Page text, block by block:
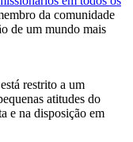
da comunidade
de um mundo mais
restrito a um
atitudes do
e na disposição em